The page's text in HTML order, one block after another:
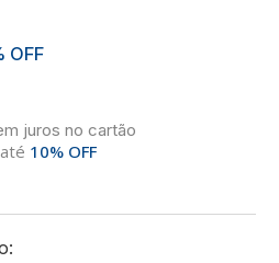
juros no cartão
10% OFF